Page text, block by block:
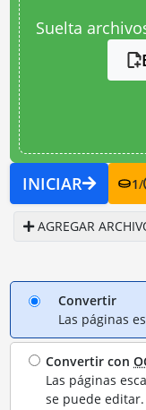
Suelta
INICIAR 1/
AGREGAR
Convertir
Las páginas
Convertir con
Las páginas
se puede